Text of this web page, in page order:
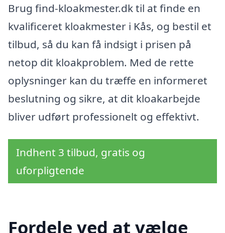
Brug find-kloakmester.dk til at finde en
kvalificeret kloakmester i Kås, og bestil et
tilbud, så du kan få indsigt i prisen på
netop dit kloakproblem. Med de rette
oplysninger kan du træffe en informeret
beslutning og sikre, at dit kloakarbejde
bliver udført professionelt og effektivt.
Indhent 3 tilbud, gratis og
uforpligtende
Fordele ved at vælge